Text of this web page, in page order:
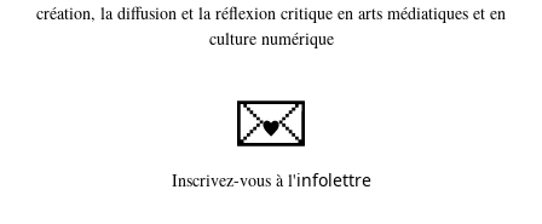
création, la diffusion et la réflexion critique en arts médiatiques et en
culture numérique
Inscrivez-vous à l'infolettreCe lien s'ouvrira dans